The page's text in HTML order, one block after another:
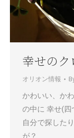
幸せのク
オリオン情報
かわいい、か
の中に 幸せ(四
自分で探した
が？